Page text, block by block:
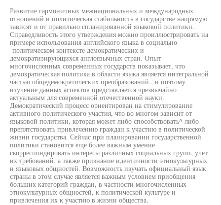
Развитие гармоничных межнациональных и международных
отношений и политическая стабильность в государстве напрямую
зависят и от правильно спланированной языковой политики.
Справедливость этого утверждения можно проиллюстрировать на
примере использования английского языка в социально
-политическом контексте демократических и
демократизирующихся англоязычных стран. Опыт
многочисленных современных государств показывает, что
демократическая политика в области языка является интегральной
частью общедемократических преобразований , и поэтому
изучение данных аспектов представляется чрезвычайно
актуальным для современной отечественной науки.
Демократический процесс ориентирован на стимулирование
активного политического участия, что во многом зависит от
языковой политики, которая может либо способствовать^ либо
препятствовать привлечению граждан к участию в политической
жизни государства. Сейчас при планировании государственной
политики становится еще более важным умение
скорреспондировать интересы различных социальных групп, учет
их требований, а также признание идентичности этнокультурных
и языковых общностей. Возможность изучать официальный язык
страны в этом случае является важным условием приобщения
больших категорий граждан, в частности многочисленных
этнокультурных общностей, к политической культуре и
привлечения их к участию в жизни общества.